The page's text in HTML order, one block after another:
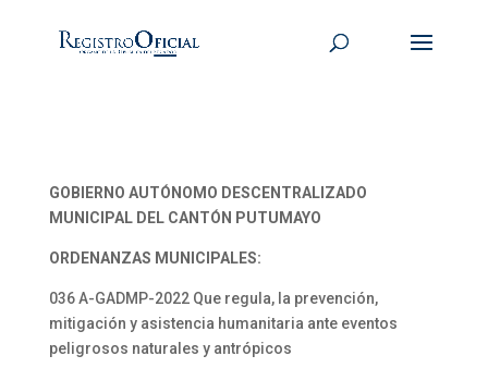
GOBIERNO AUTÓNOMO DESCENTRALIZADO
MUNICIPAL DEL CANTÓN PUTUMAYO
ORDENANZAS MUNICIPALES:
036 A-GADMP-2022 Que regula, la prevención,
mitigación y asistencia humanitaria ante eventos
peligrosos naturales y antrópicos